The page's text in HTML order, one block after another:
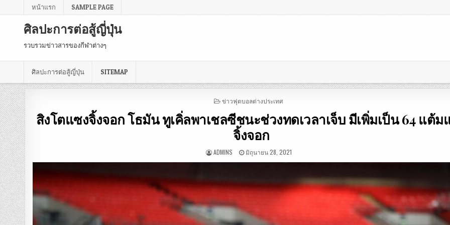
หน้าแรก SAMPLE PAGE
ศิลปะการต่อสู้ญี่ปุ่น
รวบรวมข่าวสารของกีฬาต่างๆ
ศิลปะการต่อสู้ญี่ปุ่น SITEMAP
POSTED
ข่าวฟุตบอลต่างประเทศ
สิงโตแซงจิ้งจอก โธมัน ทูเคิ่ลพาเชลซีชนะช่วงทดเวลาเจ็บ มีเพิ่มเป็น 64 แต้ม
จิ้งจอก
ADMINS มิถุนายน 28, 2021